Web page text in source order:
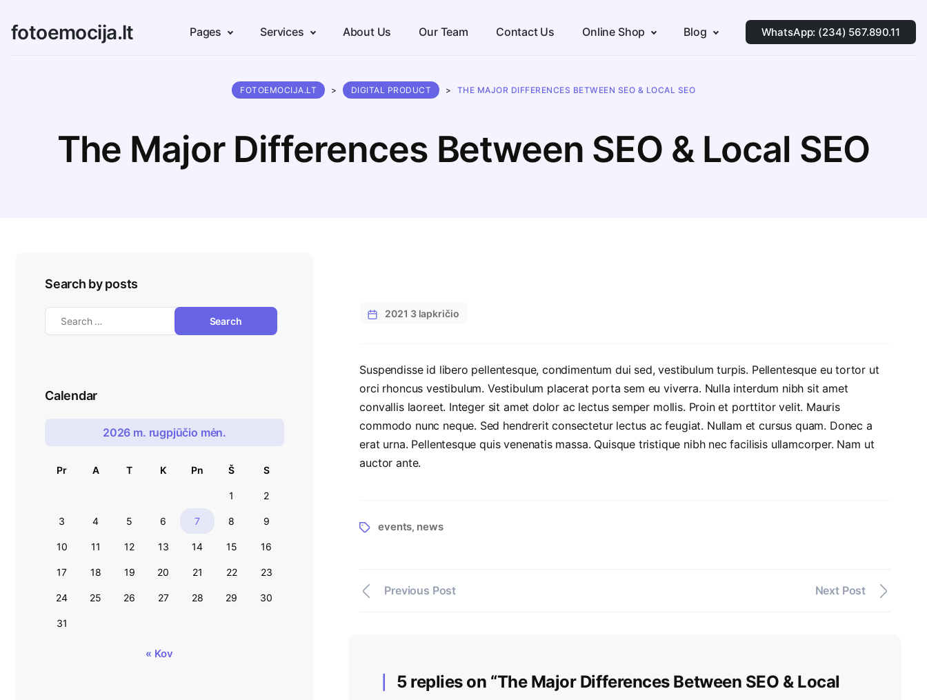
fotoemocija.lt Pages Services About Us Our Team Contact Us Online Shop Blog WhatsApp: (234) 567.890.11
The Major Differences Between SEO & Local SEO
FOTOEMOCIJA.LT > DIGITAL PRODUCT > THE MAJOR DIFFERENCES BETWEEN SEO & LOCAL SEO
2021 3 lapkričio
Suspendisse id libero pellentesque, condimentum dui sed, vestibulum turpis. Pellentesque eu tortor ut
orci rhoncus vestibulum. Vestibulum placerat porta sem eu viverra. Nulla interdum nibh sit amet
convallis laoreet. Integer sit amet dolor ac lectus semper mollis. Proin et porttitor velit. Mauris
commodo nunc neque. Sed hendrerit consectetur lectus ac feugiat. Nullam et cursus quam. Donec a
erat urna. Pellentesque quis venenatis massa. Quisque tristique nibh nec facilisis ullamcorper. Nam ut
auctor ante.
events, news
Previous Post Next Post
5 replies on “The Major Differences Between SEO & Local
Search by posts
Calendar
2026 m. rugpjūčio mėn.
Pr A T K Pn Š S
1 2
3 4 5 6 7 8 9
10 11 12 13 14 15 16
17 18 19 20 21 22 23
24 25 26 27 28 29 30
31
« Kov